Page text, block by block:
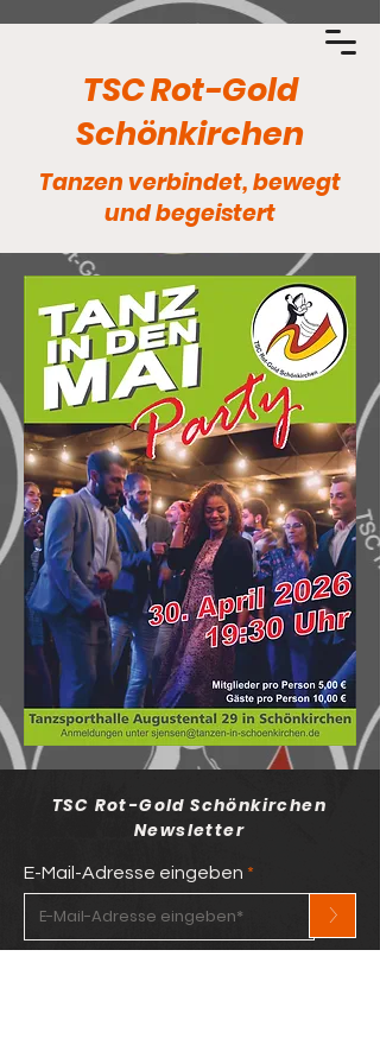
TSC Rot-Gold
Schönkirchen
Tanzen verbindet, bewegt
und begeistert
TSC Rot-Gold Schönkirchen
Newsletter
E-Mail-Adresse eingeben
>